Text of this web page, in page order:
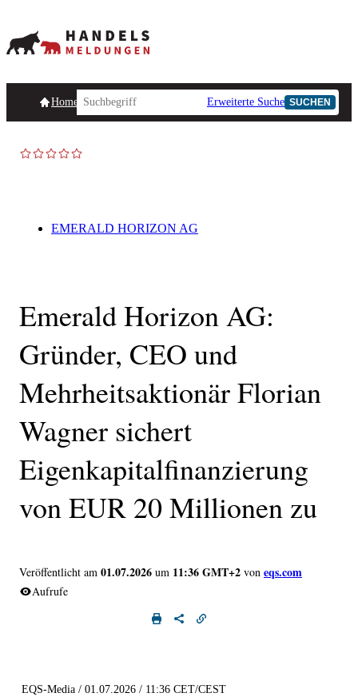
HomepageHandelsmeldungen Ad-Hoc-Meldungen
Erweiterte Suche SUCHEN
EMERALD HORIZON AG
Emerald Horizon AG:
Gründer, CEO und
Mehrheitsaktionär Florian
Wagner sichert
Eigenkapitalfinanzierung
von EUR 20 Millionen zu
Veröffentlicht am 01.07.2026 um 11:36 GMT+2 von eqs.com
Aufrufe
EQS-Media / 01.07.2026 / 11:36 CET/CEST